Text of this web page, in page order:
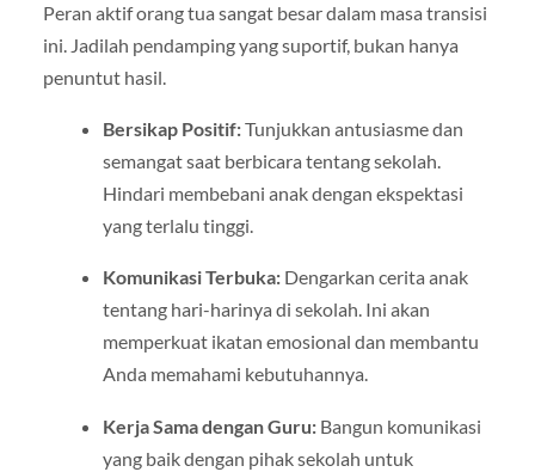
Peran aktif orang tua sangat besar dalam masa transisi
ini. Jadilah pendamping yang suportif, bukan hanya
penuntut hasil.
Bersikap Positif:Tunjukkan antusiasme dan
semangat saat berbicara tentang sekolah.
Hindari membebani anak dengan ekspektasi
yang terlalu tinggi.
Komunikasi Terbuka:Dengarkan cerita anak
tentang hari-harinya di sekolah. Ini akan
memperkuat ikatan emosional dan membantu
Anda memahami kebutuhannya.
Kerja Sama dengan Guru:Bangun komunikasi
yang baik dengan pihak sekolah untuk